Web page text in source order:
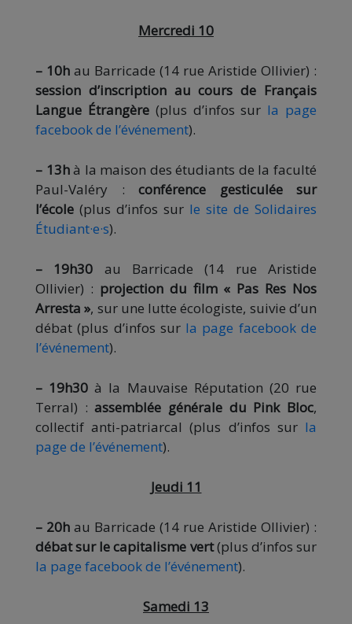
Mercredi 10
– 10h au Barricade (14 rue Aristide Ollivier) :
session d’inscription au cours de Français
Langue Étrangère(plus d’infos sur la page
facebook de l’événement).
– 13hà la maison des étudiants de la faculté
Paul-Valéry : conférence gesticulée sur
l’école (plus d’infos sur le site de Solidaires
Étudiant·e·s).
– 19h30 au Barricade (14 rue Aristide
Ollivier) : projection du film « Pas Res Nos
Arresta », sur une lutte écologiste, suivie d’un
débat (plus d’infos sur la page facebook de
l’événement).
– 19h30 à la Mauvaise Réputation (20 rue
Terral) :assemblée générale du Pink Bloc,
collectif anti-patriarcal (plus d’infos sur la
page de l’événement).
Jeudi 11
– 20h au Barricade (14 rue Aristide Ollivier) :
débat sur le capitalisme vert(plus d’infos sur
la page facebook de l’événement).
Samedi 13